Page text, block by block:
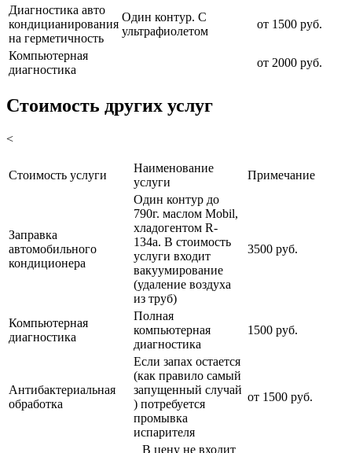
Диагностика авто
кондицианирования
на герметичность
Один контур. С
ультрафиолетом
от 1500 руб.
Компьютерная
диагностика
от 2000 руб.
Стоимость других услуг
<
Стоимость услуги
Наименование
услуги
Примечание
Заправка
автомобильного
кондиционера
Один контур до
790г. маслом Mobil,
хладогентом R-
134a. В стоимость
услуги входит
вакуумирование
(удаление воздуха
из труб)
3500 руб.
Компьютерная
диагностика
Полная
компьютерная
диагностика
1500 руб.
Антибактериальная
обработка
Если запах остается
(как правило самый
запущенный случай
) потребуется
промывка
испарителя
от 1500 руб.
В цену не входит